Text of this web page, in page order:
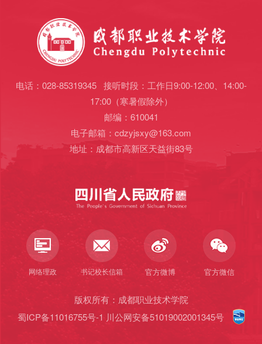
第 2 页
电话：028-85319345 接听时段：工作日9:00-12:00、14:00-
17:00（寒暑假除外）
邮编：610041
电子邮箱：cdzyjsxy@163.com
地址：成都市高新区天益街83号
网络理政 书记校长信箱 官方微博 官方微信
版权所有：成都职业技术学院
蜀ICP备11016755号-1 川公网安备51019002001345号